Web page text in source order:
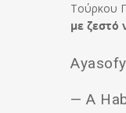
Τούρκου
με ζεστό
— A